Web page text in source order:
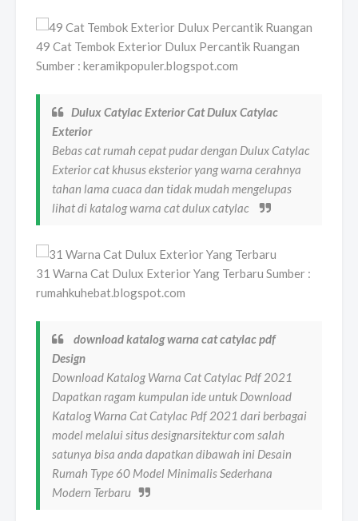
49 Cat Tembok Exterior Dulux Percantik Ruangan
Sumber : keramikpopuler.blogspot.com
Dulux Catylac Exterior Cat Dulux Catylac
Exterior
Bebas cat rumah cepat pudar dengan Dulux Catylac
Exterior cat khusus eksterior yang warna cerahnya
tahan lama cuaca dan tidak mudah mengelupas
lihat di katalog warna cat dulux catylac
31 Warna Cat Dulux Exterior Yang Terbaru Sumber :
rumahkuhebat.blogspot.com
download katalog warna cat catylac pdf
Design
Download Katalog Warna Cat Catylac Pdf 2021
Dapatkan ragam kumpulan ide untuk Download
Katalog Warna Cat Catylac Pdf 2021 dari berbagai
model melalui situs designarsitektur com salah
satunya bisa anda dapatkan dibawah ini Desain
Rumah Type 60 Model Minimalis Sederhana
Modern Terbaru